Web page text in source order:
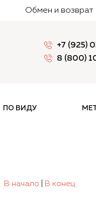
Обмен и возврат
+7 (925)
8 (800)
ПО ВИДУ
В начало В конец